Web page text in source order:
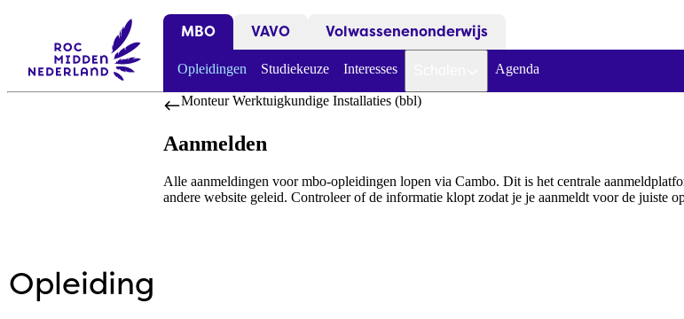
MBO VAVO Volwassenenonderwijs
Opleidingen Studiekeuze Interesses Agenda
Monteur Werktuigkundige Installaties (bbl)
Aanmelden
Alle aanmeldingen voor mbo-opleidingen lopen via Cambo. Dit is het centrale
andere website geleid. Controleer of de informatie klopt zodat je je aanmeldt voor de juiste
Opleiding